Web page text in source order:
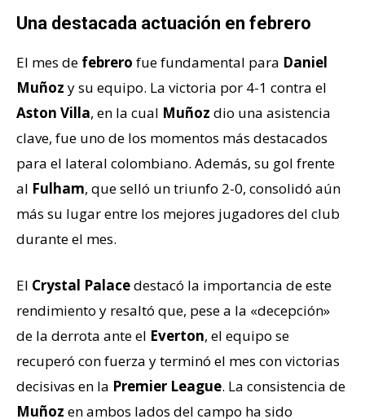
Una destacada actuación en febrero
El mes de febrero fue fundamental para Daniel
Muñoz y su equipo. La victoria por 4-1 contra el
Aston Villa, en la cual Muñoz dio una asistencia
clave, fue uno de los momentos más destacados
para el lateral colombiano. Además, su gol frente
al Fulham, que selló un triunfo 2-0, consolidó aún
más su lugar entre los mejores jugadores del club
durante el mes.
El Crystal Palacedestacó la importancia de este
rendimiento y resaltó que, pese a la «decepción»
de la derrota ante el Everton, el equipo se
recuperó con fuerza y terminó el mes con victorias
decisivas en la Premier League. La consistencia de
Muñoz en ambos lados del campo ha sido